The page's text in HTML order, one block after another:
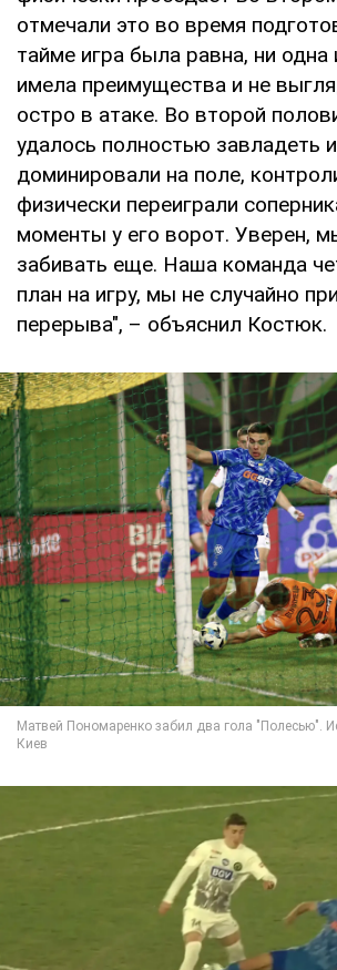
отмечали это во время
тайме игра была равна, ни одна
имела преимущества и не
остро в атаке. Во второй
удалось полностью завладеть
доминировали на поле,
физически переиграли
моменты у его ворот. Уверен,
забивать еще. Наша команда
план на игру, мы не случайно
перерыва", – объяснил Костюк.